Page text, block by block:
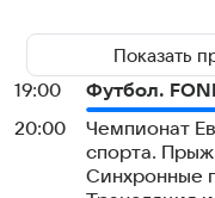
Показать
19:00
Футбол.
20:00
Чемпионат
спорта.
Синхронные